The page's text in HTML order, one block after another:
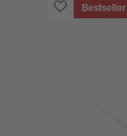
Bestseller